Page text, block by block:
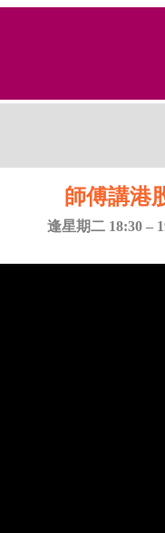
師傅講港
逢星期二 18:30 –